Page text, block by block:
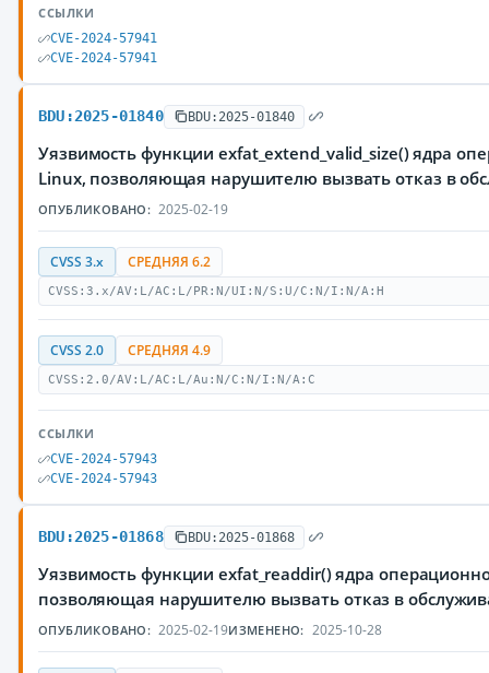
ССЫЛКИ
CVE-2024-57941
CVE-2024-57941
BDU:2025-01840 BDU:2025-01840
Уязвимость функции exfat_extend_valid_size() ядра
Linux, позволяющая нарушителю вызвать отказ в
ОПУБЛИКОВАНО: 2025-02-19
CVSS 3.x СРЕДНЯЯ 6.2
CVSS:3.x/AV:L/AC:L/PR:N/UI:N/S:U/C:N/I:N/A:H
CVSS 2.0 СРЕДНЯЯ 4.9
CVSS:2.0/AV:L/AC:L/Au:N/C:N/I:N/A:C
ССЫЛКИ
CVE-2024-57943
CVE-2024-57943
BDU:2025-01868 BDU:2025-01868
Уязвимость функции exfat_readdir() ядра
позволяющая нарушителю вызвать отказ в
ОПУБЛИКОВАНО: 2025-02-19ИЗМЕНЕНО: 2025-10-28